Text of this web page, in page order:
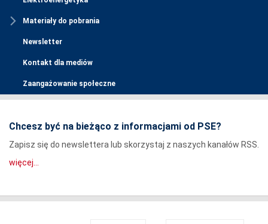
Materiały do pobrania
Newsletter
Kontakt dla mediów
Zaangażowanie społeczne
Chcesz być na bieżąco z informacjami od PSE?
Zapisz się do newslettera lub skorzystaj z naszych kanałów RSS.
więcej...